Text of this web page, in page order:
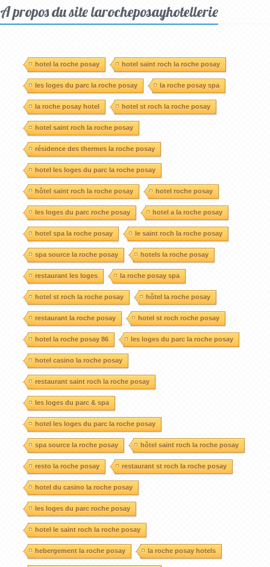
A propos du site larocheposayhotellerie
hotel la roche posay hotel saint roch la roche posay
les loges du parc la roche posay la roche posay spa
la roche posay hotel hotel st roch la roche posay
hotel saint roch la roche posay
résidence des thermes la roche posay
hotel les loges du parc la roche posay
hôtel saint roch la roche posay hotel roche posay
les loges du parc roche posay hotel a la roche posay
hotel spa la roche posay le saint roch la roche posay
spa source la roche posay hotels la roche posay
restaurant les loges la roche posay spa
hotel st roch la roche posay hôtel la roche posay
restaurant la roche posay hotel st roch roche posay
hotel la roche posay 86 les loges du parc la roche posay
hotel casino la roche posay
restaurant saint roch la roche posay
les loges du parc & spa
hotel les loges du parc la roche posay
spa source la roche posay hôtel saint roch la roche posay
resto la roche posay restaurant st roch la roche posay
hotel du casino la roche posay
les loges du parc roche posay
hotel le saint roch la roche posay
hebergement la roche posay la roche posay hotels